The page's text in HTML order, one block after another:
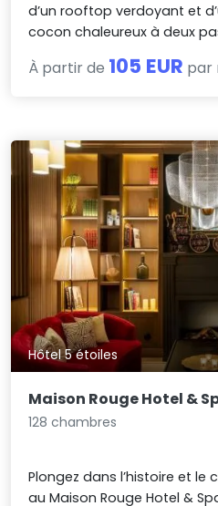
d’un rooftop verdoyant et
cocon chaleureux à deux
À partir de 105 EUR par
Hôtel 5 étoiles
Maison Rouge Hotel &
128 chambres
Plongez dans l’histoire et le
au Maison Rouge Hotel &